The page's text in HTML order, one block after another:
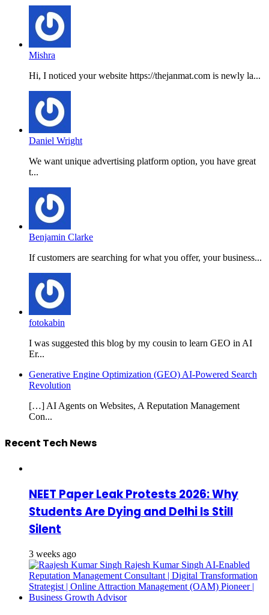
Mishra
Hi, I noticed your website https://thejanmat.com is newly la...
Daniel Wright
We want unique advertising platform option, you have great
t...
Benjamin Clarke
If customers are searching for what you offer, your business...
fotokabin
I was suggested this blog by my cousin to learn GEO in AI
Er...
Generative Engine Optimization (GEO) AI-Powered Search
Revolution
[…] AI Agents on Websites, A Reputation Management
Con...
Recent Tech News
NEET Paper Leak Protests 2026: Why
Students Are Dying and Delhi Is Still
Silent
3 weeks ago